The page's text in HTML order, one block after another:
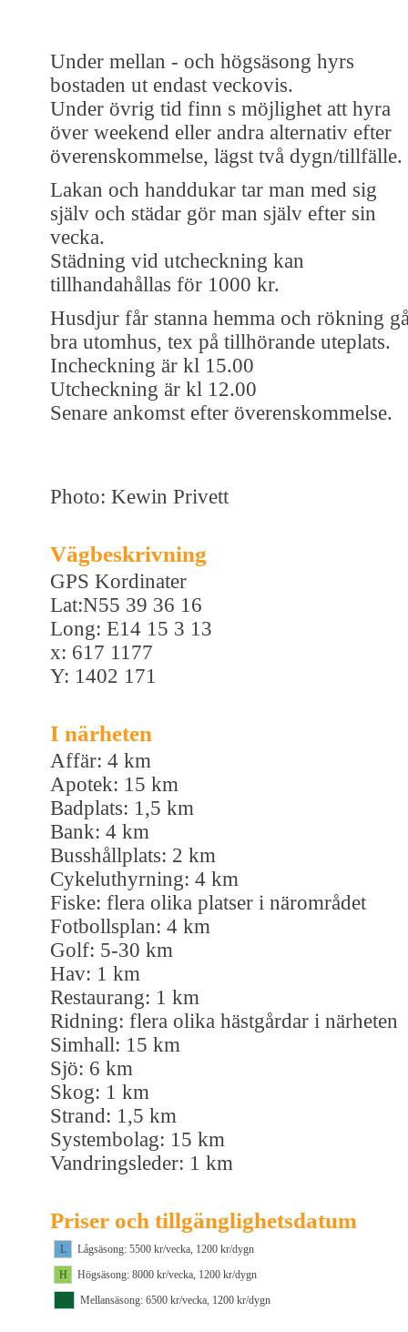
Under mellan - och högsäsong hyrs
bostaden ut endast veckovis.
Under övrig tid finn s möjlighet att hyra
över weekend eller andra alternativ efter
överenskommelse, lägst två dygn/tillfälle.
Lakan och handdukar tar man med sig
själv och städar gör man själv efter sin
vecka.
Städning vid utcheckning kan
tillhandahållas för 1000 kr.
Husdjur får stanna hemma och rökning
bra utomhus, tex på tillhörande uteplats.
Incheckning är kl 15.00
Utcheckning är kl 12.00
Senare ankomst efter överenskommelse.
Photo: Kewin Privett
Vägbeskrivning
GPS Kordinater
Lat:N55 39 36 16
Long: E14 15 3 13
x: 617 1177
Y: 1402 171
I närheten
Affär: 4 km
Apotek: 15 km
Badplats: 1,5 km
Bank: 4 km
Busshållplats: 2 km
Cykeluthyrning: 4 km
Fiske: flera olika platser i närområdet
Fotbollsplan: 4 km
Golf: 5-30 km
Hav: 1 km
Restaurang: 1 km
Ridning: flera olika hästgårdar i närheten
Simhall: 15 km
Sjö: 6 km
Skog: 1 km
Strand: 1,5 km
Systembolag: 15 km
Vandringsleder: 1 km
Priser och tillgänglighetsdatum
L
Lågsäsong: 5500 kr/vecka, 1200 kr/dygn
H
Högsäsong: 8000 kr/vecka, 1200 kr/dygn
M1
Mellansäsong: 6500 kr/vecka, 1200 kr/dygn